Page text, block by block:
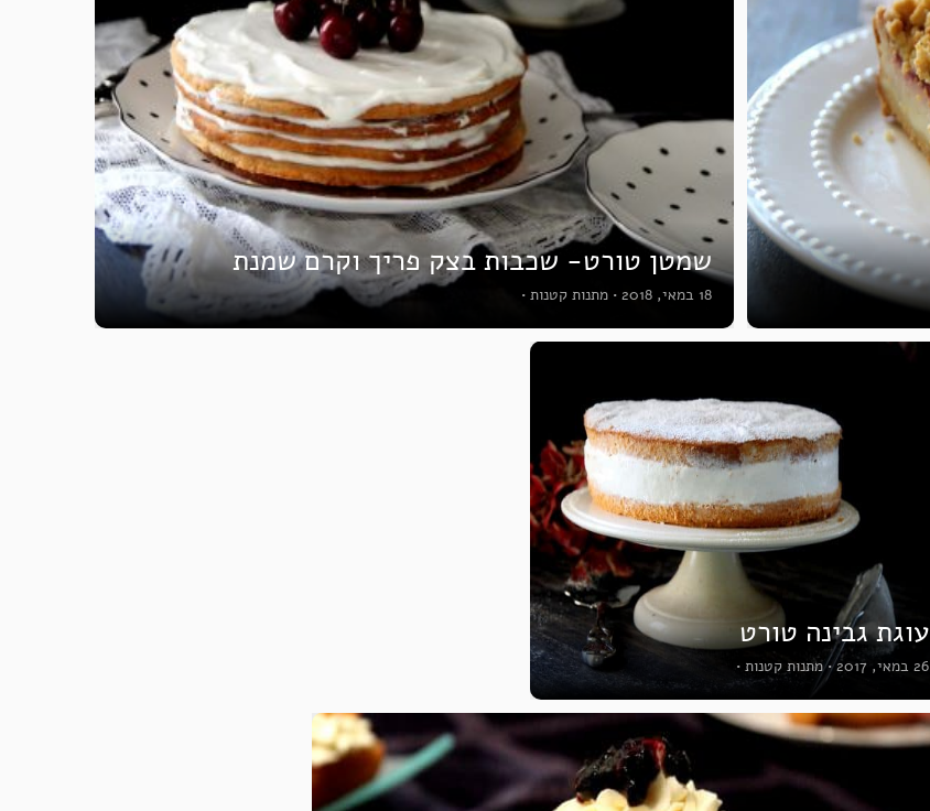
שמטן טורט- שכבות בצק פריך וקרם שמנת
18 במאי, 2018 • מתנות קטנות •
עוגת גבינה טורט
26 במאי, 2017 • מתנות קטנות •